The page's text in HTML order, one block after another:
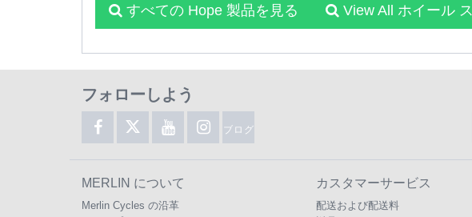
すべての Hope 製品を見る View All ホイール
フォローしよう
ブログ
MERLIN について
Merlin Cycles の沿革
カスタマーサービス
配送および配送料